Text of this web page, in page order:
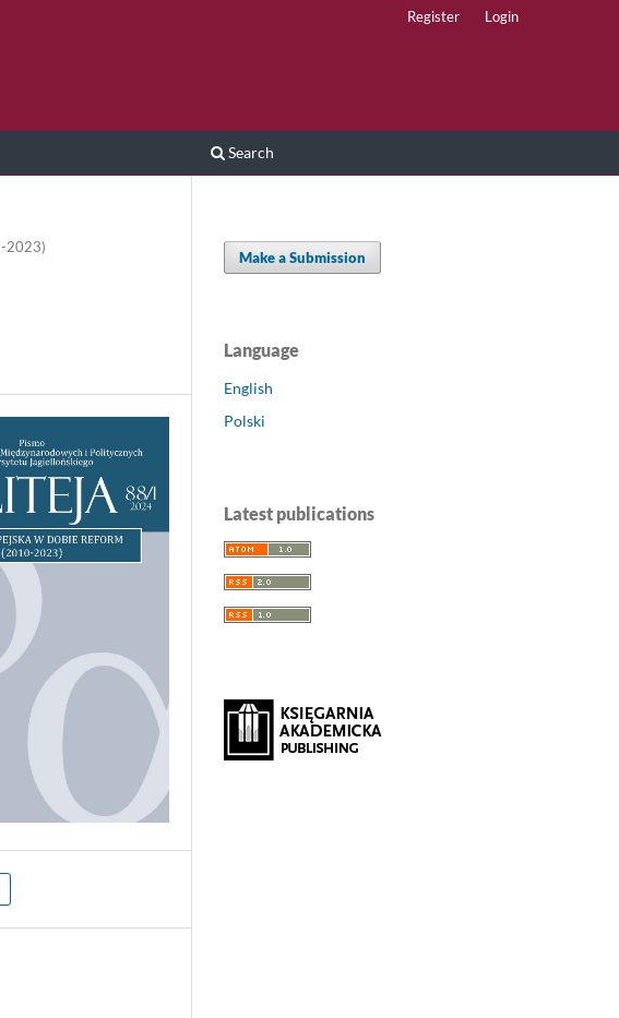
Search
Register Login
2023)
Make a Submission
Language
English
Polski
Latest publications